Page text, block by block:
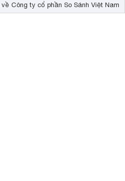
Công ty cổ phần So Sánh Việt Nam